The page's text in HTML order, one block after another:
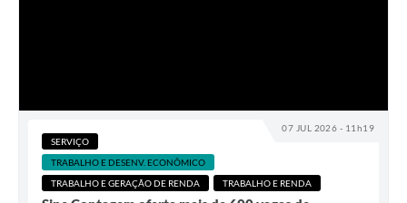
07 JUL 2026 - 11h19
SERVIÇO
TRABALHO E DESENV. ECONÔMICO
TRABALHO E GERAÇÃO DE RENDA
TRABALHO E RENDA